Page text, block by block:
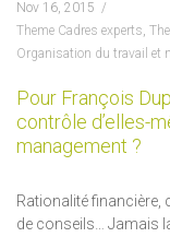
Nov 16, 2015
Theme Cadres experts,
Organisation du travail et
Pour François
contrôle d’elles-
management ?
Rationalité financière,
de conseils… Jamais